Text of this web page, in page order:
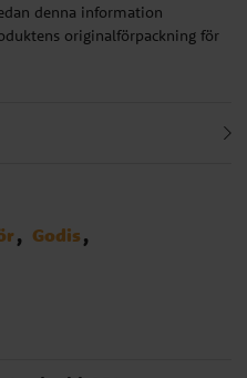
denna information
originalförpackning för
Godis